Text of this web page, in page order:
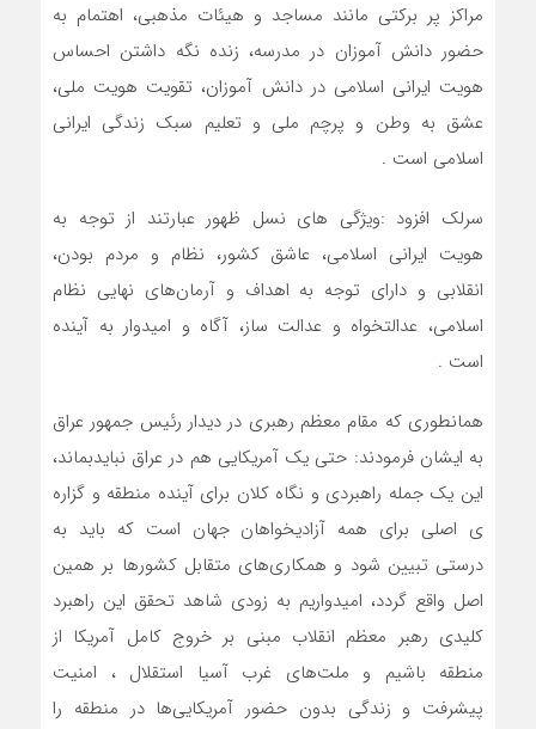
مراکز پر برکتی مانند مساجد و هیئات مذهبی، اهتمام به
حضور دانش آموزان در مدرسه، زنده نگه داشتن احساس
هویت ایرانی اسلامی در دانش آموزان، تقویت هویت ملی،
عشق به وطن و پرچم ملی و تعلیم سبک زندگی ایرانی
اسلامی است .
سرلک افزود :ویژگی های نسل ظهور عبارتند از توجه به
هویت ایرانی اسلامی، عاشق کشور، نظام و مردم بودن،
انقلابی و دارای توجه به اهداف و آرمان‌های نهایی نظام
اسلامی، عدالتخواه و عدالت ساز، آگاه و امیدوار به آینده
است .
همانطوری که مقام معظم رهبری در دیدار رئیس جمهور عراق
به ایشان فرمودند: حتی یک آمریکایی هم در عراق نبایدبماند،
این یک جمله راهبردی و نگاه کلان برای آینده منطقه و گزاره
ی اصلی برای همه آزادیخواهان جهان است که باید به
درستی تبیین شود و همکاری‌های متقابل کشورها بر همین
اصل واقع گردد، امیدواریم به زودی شاهد تحقق این راهبرد
کلیدی رهبر معظم انقلاب مبنی بر خروج کامل آمریکا از
منطقه باشیم و ملت‌های غرب آسیا استقلال ، امنیت
پیشرفت و زندگی بدون حضور آمریکایی‌ها در منطقه را